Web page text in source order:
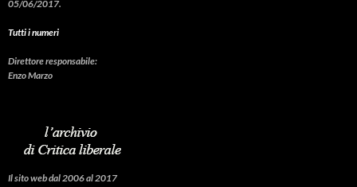
05/06/2017.
Tutti i numeri
Direttore responsabile:
Enzo Marzo
Il sito web dal 2006 al 2017